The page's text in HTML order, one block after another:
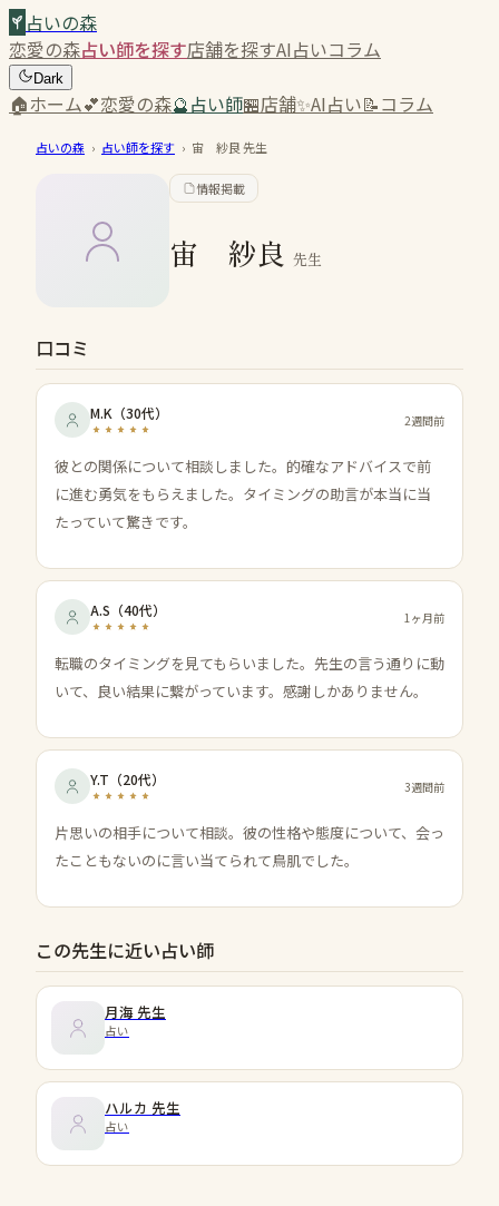
占いの森
恋愛の森占い師を探す店舗を探すAI占いコラム
Dark
🏠ホーム💕恋愛の森🔮占い師🏪店舗✨AI占い📝コラム
占いの森 › 占い師を探す › 宙 紗良先生
情報掲載
宙 紗良 先生
口コミ
M.K （30代） 2週間前
彼との関係について相談しました。的確なアドバイスで前
に進む勇気をもらえました。タイミングの助言が本当に当
たっていて驚きです。
A.S （40代） 1ヶ月前
転職のタイミングを見てもらいました。先生の言う通りに動
いて、良い結果に繋がっています。感謝しかありません。
Y.T （20代） 3週間前
片思いの相手について相談。彼の性格や態度について、会っ
たこともないのに言い当てられて鳥肌でした。
この先生に近い占い師
月海 先生
占い
ハルカ 先生
占い